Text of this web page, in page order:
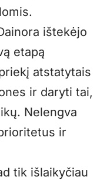
ištekėjo
etapą
atstatytais
ir daryti tai,
Nelengva
ir
tik išlaikyčiau